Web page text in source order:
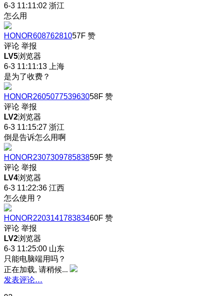
6-3 11:11:02 浙江
怎么用
HONOR60876281057F 赞
评论 举报
LV5浏览器
6-3 11:11:13
上海
是为了收费？
HONOR260507753963058F 赞
评论 举报
LV2浏览器
6-3 11:15:27 浙江
倒是告诉怎么用啊
HONOR230730978583859F 赞
评论 举报
LV4浏览器
6-3 11:22:36 江西
怎么使用？
HONOR220314178383460F 赞
评论 举报
LV2浏览器
6-3 11:25:00 山东
只能电脑端用吗？
正在加载, 请稍候...
发表评论…